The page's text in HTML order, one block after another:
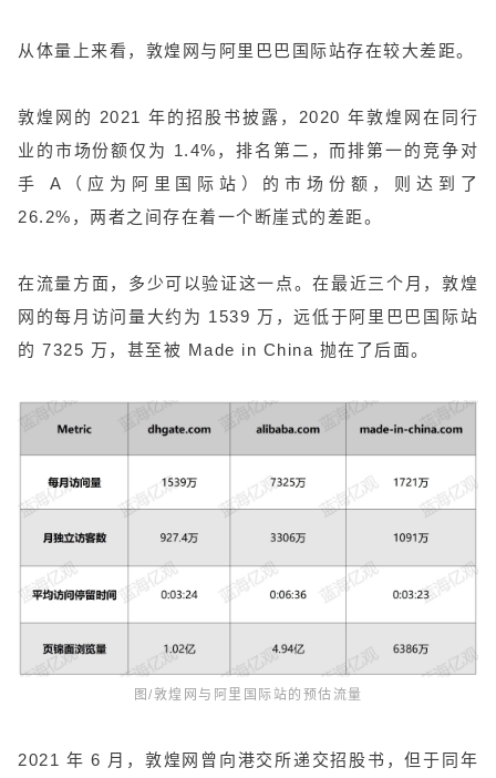
从体量上来看，敦煌网与阿里巴巴国际站存在较大差距。
敦煌网的 2021 年的招股书披露，2020 年敦煌网在同行
业的市场份额仅为 1.4%，排名第二，而排第一的竞争对
手 A（应为阿里国际站）的市场份额，则达到了
26.2%，两者之间存在着一个断崖式的差距。
在流量方面，多少可以验证这一点。在最近三个月，敦煌
网的每月访问量大约为 1539 万，远低于阿里巴巴国际站
的 7325 万，甚至被 Made in China 抛在了后面。
图/敦煌网与阿里国际站的预估流量
2021 年 6 月，敦煌网曾向港交所递交招股书，但于同年